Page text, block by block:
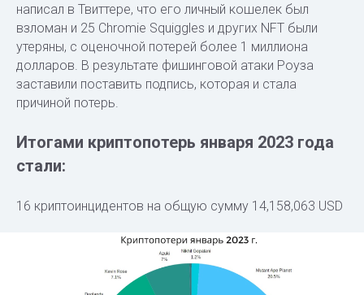
написал в Твиттере, что его личный кошелек был
взломан и 25 Chromie Squiggles и других NFT были
утеряны, с оценочной потерей более 1 миллиона
долларов. В результате фишинговой атаки Роуза
заставили поставить подпись, которая и стала
причиной потерь.
Итогами криптопотерь января 2023 года
стали:
16 криптоинцидентов на общую сумму 14,158,063 USD